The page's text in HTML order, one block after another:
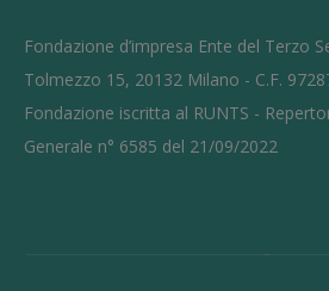
Fondazione d’impresa Ente del Terzo
Tolmezzo 15, 20132 Milano - C.F.
Fondazione iscritta al RUNTS -
Generale n° 6585 del 21/09/2022